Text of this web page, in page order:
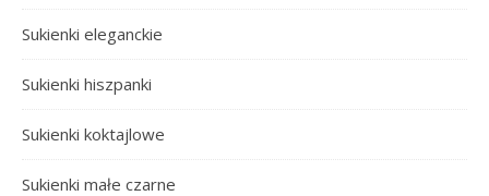
Sukienki eleganckie
Sukienki hiszpanki
Sukienki koktajlowe
Sukienki małe czarne